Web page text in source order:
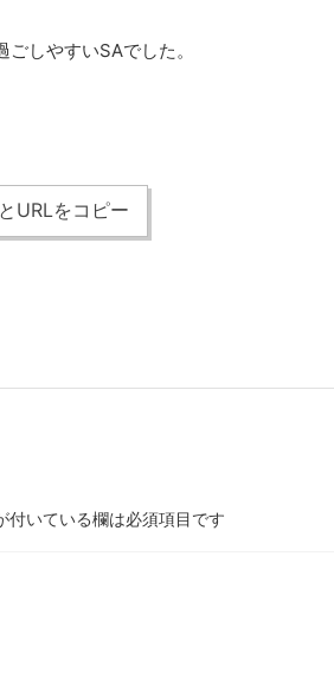
しやすいSAでした。
URLをコピー
付いている欄は必須項目です